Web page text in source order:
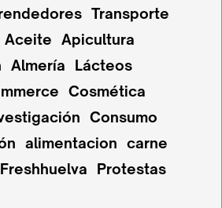
Transporte
Aceite Apicultura
Almería
Lácteos
Cosmética
Consumo
alimentacion carne
Freshhuelva
Protestas